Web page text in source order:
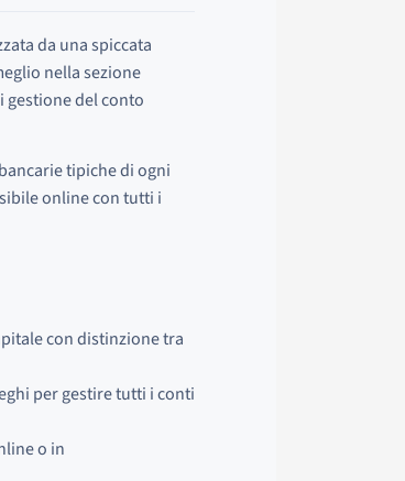
da una spiccata
nella sezione
gestione del conto
tipiche di ogni
online con tutti i
con distinzione tra
per gestire tutti i conti
o in